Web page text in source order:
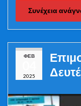
Συνέχεια
ΦΕΒ
2025